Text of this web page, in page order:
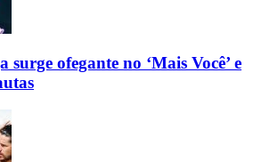
ofegante no ‘Mais Você’ e